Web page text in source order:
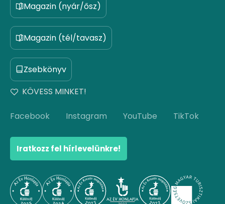
Magazin (nyár/ősz)
Magazin (tél/tavasz)
Zsebkönyv
KÖVESS MINKET!
Facebook Instagram YouTube TikTok
Iratkozz fel hírlevelünkre!